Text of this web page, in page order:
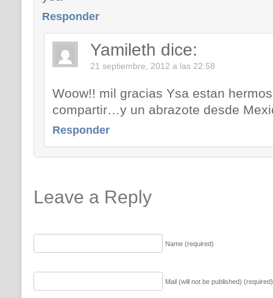
Responder
Yamileth dice:
21 septiembre, 2012 a las 22:58
Woow!! mil gracias Ysa estan
compartir…y un abrazote desde
Responder
Leave a Reply
Name (required)
Mail (will not be published) (required)